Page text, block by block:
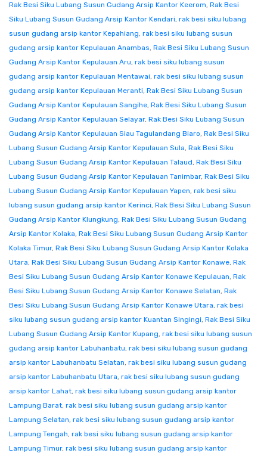
Rak Besi Siku Lubang Susun Gudang Arsip Kantor Keerom, Rak Besi
Siku Lubang Susun Gudang Arsip Kantor Kendari, rak besi siku lubang
susun gudang arsip kantor Kepahiang, rak besi siku lubang susun
gudang arsip kantor Kepulauan Anambas, Rak Besi Siku Lubang Susun
Gudang Arsip Kantor Kepulauan Aru, rak besi siku lubang susun
gudang arsip kantor Kepulauan Mentawai, rak besi siku lubang susun
gudang arsip kantor Kepulauan Meranti, Rak Besi Siku Lubang Susun
Gudang Arsip Kantor Kepulauan Sangihe, Rak Besi Siku Lubang Susun
Gudang Arsip Kantor Kepulauan Selayar, Rak Besi Siku Lubang Susun
Gudang Arsip Kantor Kepulauan Siau Tagulandang Biaro, Rak Besi Siku
Lubang Susun Gudang Arsip Kantor Kepulauan Sula, Rak Besi Siku
Lubang Susun Gudang Arsip Kantor Kepulauan Talaud, Rak Besi Siku
Lubang Susun Gudang Arsip Kantor Kepulauan Tanimbar, Rak Besi Siku
Lubang Susun Gudang Arsip Kantor Kepulauan Yapen, rak besi siku
lubang susun gudang arsip kantor Kerinci, Rak Besi Siku Lubang Susun
Gudang Arsip Kantor Klungkung, Rak Besi Siku Lubang Susun Gudang
Arsip Kantor Kolaka, Rak Besi Siku Lubang Susun Gudang Arsip Kantor
Kolaka Timur, Rak Besi Siku Lubang Susun Gudang Arsip Kantor Kolaka
Utara, Rak Besi Siku Lubang Susun Gudang Arsip Kantor Konawe, Rak
Besi Siku Lubang Susun Gudang Arsip Kantor Konawe Kepulauan, Rak
Besi Siku Lubang Susun Gudang Arsip Kantor Konawe Selatan, Rak
Besi Siku Lubang Susun Gudang Arsip Kantor Konawe Utara, rak besi
siku lubang susun gudang arsip kantor Kuantan Singingi, Rak Besi Siku
Lubang Susun Gudang Arsip Kantor Kupang, rak besi siku lubang susun
gudang arsip kantor Labuhanbatu, rak besi siku lubang susun gudang
arsip kantor Labuhanbatu Selatan, rak besi siku lubang susun gudang
arsip kantor Labuhanbatu Utara, rak besi siku lubang susun gudang
arsip kantor Lahat, rak besi siku lubang susun gudang arsip kantor
Lampung Barat, rak besi siku lubang susun gudang arsip kantor
Lampung Selatan, rak besi siku lubang susun gudang arsip kantor
Lampung Tengah, rak besi siku lubang susun gudang arsip kantor
Lampung Timur, rak besi siku lubang susun gudang arsip kantor